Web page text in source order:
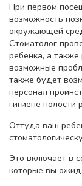
При первом
возможность
окружающей
Стоматолог
ребенка, а
возможные
также будет
персонал
гигиене
Оттуда ваш
Это включает в
которые вы